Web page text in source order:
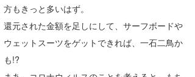
方もきっと多いはず。
還元された金額を足しにして、サーフボードや
ウェットスーツをゲットできれば、一石二鳥か
も!?
まっきー
三輪予報士